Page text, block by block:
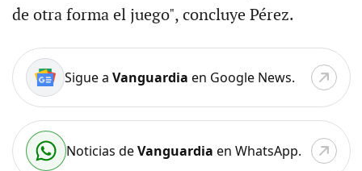
de otra forma el juego", concluye Pérez.
Sigue a Vanguardia en Google News.
Noticias deVanguardia en WhatsApp.